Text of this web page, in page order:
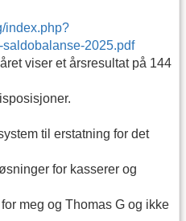
index.php?
2025.pdf
viser et årsresultat på 144
til erstatning for det
for kasserer og
meg og Thomas G og ikke